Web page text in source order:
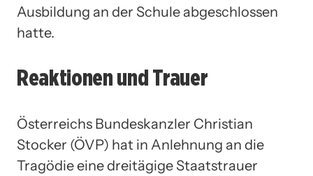
Ausbildung an der Schule abgeschlossen
hatte.
Reaktionen und Trauer
Österreichs Bundeskanzler Christian
Stocker (ÖVP) hat in Anlehnung an die
Tragödie eine dreitägige Staatstrauer